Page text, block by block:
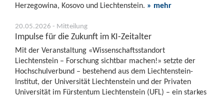
Herzegowina, Kosovo und Liechtenstein. » mehr
20.05.2026 - Mitteilung
Impulse für die Zukunft im KI-Zeitalter
Mit der Veranstaltung «Wissenschaftsstandort
Liechtenstein – Forschung sichtbar machen!» setzte der
Hochschulverbund – bestehend aus dem Liechtenstein-
Institut, der Universität Liechtenstein und der Privaten
Universität im Fürstentum Liechtenstein (UFL) – ein starkes